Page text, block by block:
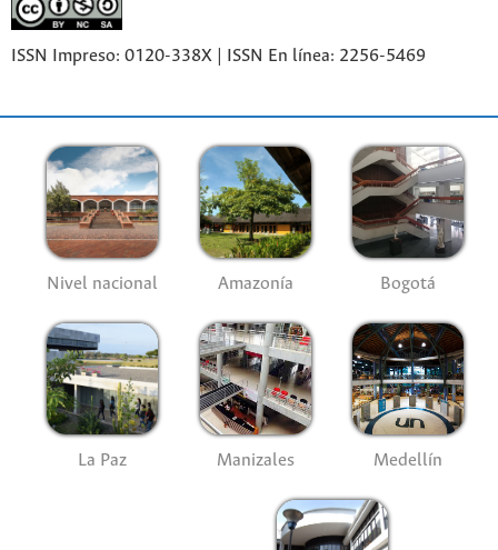
ISSN Impreso: 0120-338X | ISSN En línea: 2256-5469
Nivel nacional Amazonía Bogotá
La Paz Manizales Medellín